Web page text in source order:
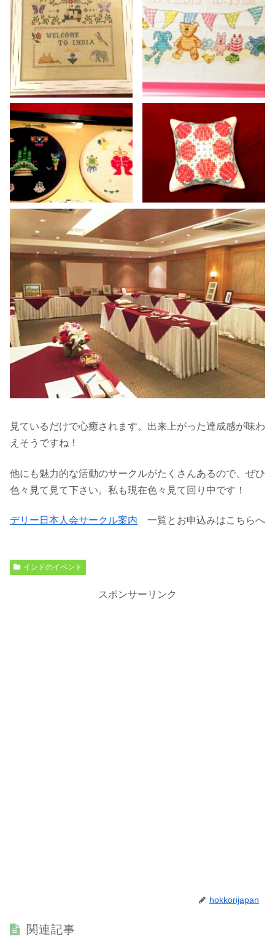
見ているだけで心癒されます。出来上がった達成感が味わ
えそうですね！
他にも魅力的な活動のサークルがたくさんあるので、ぜひ
色々見て見て下さい。私も現在色々見て回り中です！
デリー日本人会サークル案内 一覧とお申込みはこちらへ
インドのイベント
スポンサーリンク
hokkorijapan
関連記事